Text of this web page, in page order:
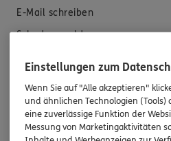
E-Mail schreiben
Schaden melden
Datenverarbeitung
Das könnte Sie auch
Einstellungen zum
Wenn Sie auf "Alle akzeptieren"
und ähnlichen Technologien
eine zuverlässige Funktion der
Messung von Marketingaktivitäten